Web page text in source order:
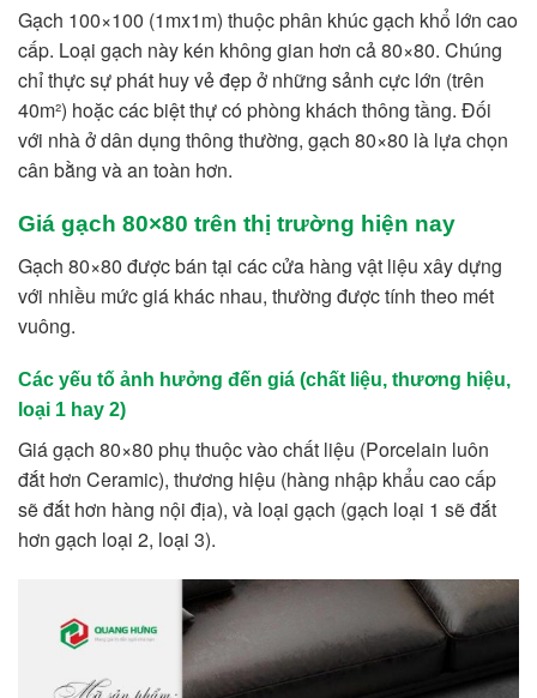
Gạch 100×100 (1mx1m) thuộc phân khúc gạch khổ lớn cao
cấp. Loại gạch này kén không gian hơn cả 80×80. Chúng
chỉ thực sự phát huy vẻ đẹp ở những sảnh cực lớn (trên
40m²) hoặc các biệt thự có phòng khách thông tầng. Đối
với nhà ở dân dụng thông thường, gạch 80×80 là lựa chọn
cân bằng và an toàn hơn.
Giá gạch 80×80 trên thị trường hiện nay
Gạch 80×80 được bán tại các cửa hàng vật liệu xây dựng
với nhiều mức giá khác nhau, thường được tính theo mét
vuông.
Các yếu tố ảnh hưởng đến giá (chất liệu, thương hiệu,
loại 1 hay 2)
Giá gạch 80×80 phụ thuộc vào chất liệu (Porcelain luôn
đắt hơn Ceramic), thương hiệu (hàng nhập khẩu cao cấp
sẽ đắt hơn hàng nội địa), và loại gạch (gạch loại 1 sẽ đắt
hơn gạch loại 2, loại 3).